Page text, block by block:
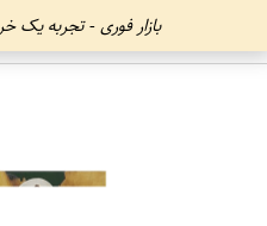
بازار فوری - تجربه